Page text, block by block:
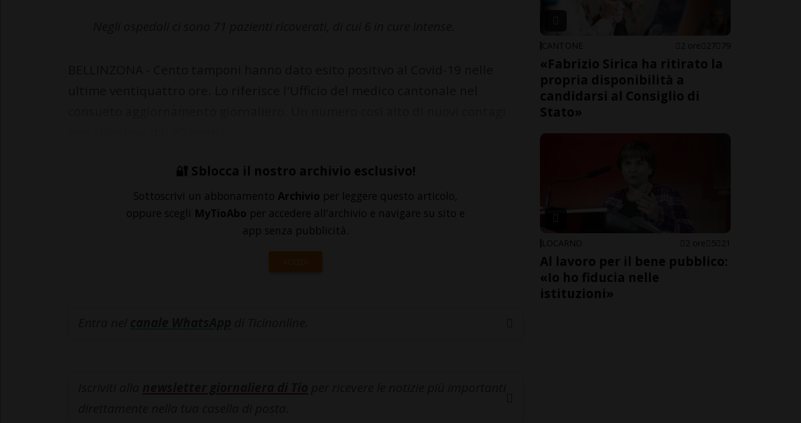
🔐 Sblocca il nostro archivio esclusivo!
Sottoscrivi un abbonamento Archivio per leggere questo articolo,
oppure scegli MyTioAbo per accedere all'archivio e navigare su sito e
app senza pubblicità.
ACCEDI
CANTONE 2 ore 27 79
«Fabrizio Sirica ha ritirato la
propria disponibilità a
candidarsi al Consiglio di
Stato»
LOCARNO 2 ore 5 21
Al lavoro per il bene pubblico:
«Io ho fiducia nelle
istituzioni»